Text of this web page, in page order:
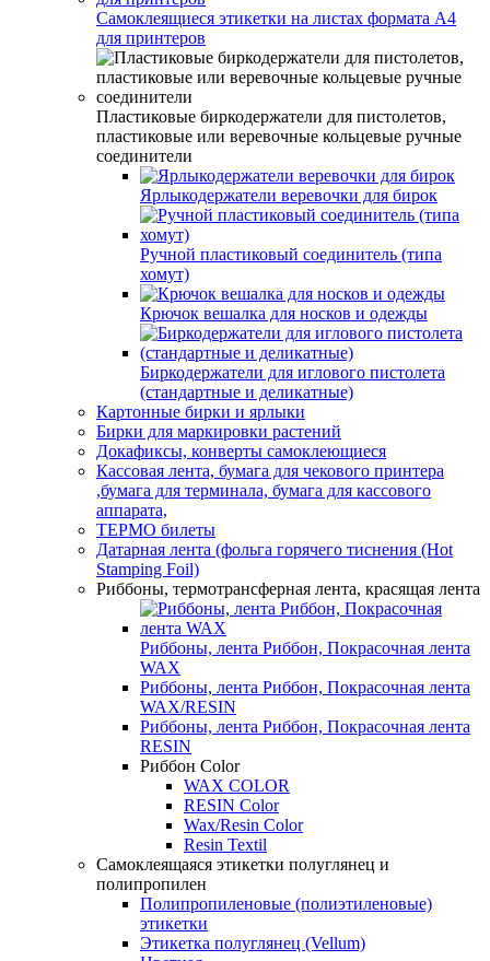
Самоклеящиеся этикетки на листах формата А4
для принтеров
Пластиковые биркодержатели для пистолетов,
пластиковые или веревочные кольцевые ручные
соединители
Ярлыкодержатели веревочки для бирок
Ручной пластиковый соединитель (типа
хомут)
Крючок вешалка для носков и одежды
Биркодержатели для иглового пистолета
(стандартные и деликатные)
Картонные бирки и ярлыки
Бирки для маркировки растений
Докафиксы, конверты самоклеющиеся
Кассовая лента, бумага для чекового принтера
,бумага для терминала, бумага для кассового
аппарата,
ТЕРМО билеты
Датарная лента (фольга горячего тиснения (Hot
Stamping Foil)
Риббоны, термотрансферная лента, красящая лента
Риббоны, лента Риббон, Покрасочная лента
WAX
Риббоны, лента Риббон, Покрасочная лента
WAX/RESIN
Риббоны, лента Риббон, Покрасочная лента
RESIN
Риббон Color
WAX COLOR
RESIN Color
Wax/Resin Color
Resin Textil
Самоклеящаяся этикетки полуглянец и
полипропилен
Полипропиленовые (полиэтиленовые)
этикетки
Этикетка полуглянец (Vellum)